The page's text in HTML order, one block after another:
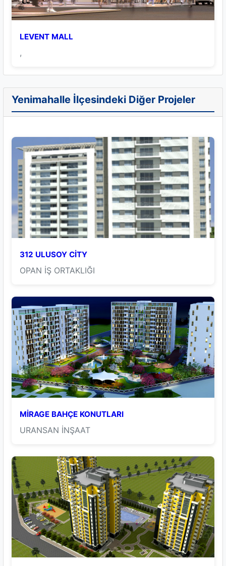
LEVENT MALL
,
Yenimahalle İlçesindeki Diğer Projeler
312 ULUSOY CİTY
OPAN İŞ ORTAKLIĞI
MİRAGE BAHÇE KONUTLARI
URANSAN İNŞAAT